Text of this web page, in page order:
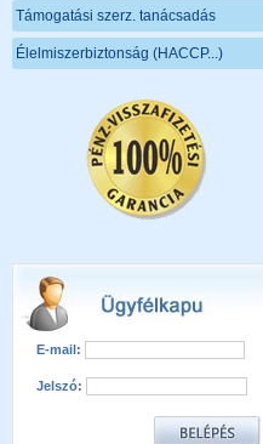
Támogatási szerz. tanácsadás
Élelmiszerbiztonság (HACCP...)
E-mail:
Jelszó: